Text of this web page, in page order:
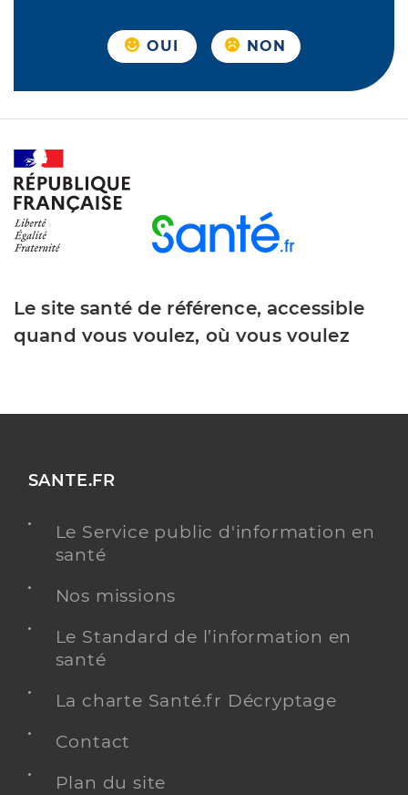
OUI NON
Le site santé de référence, accessible
quand vous voulez, où vous voulez
SANTE.FR
Le Service public d'information en
santé
Nos missions
Le Standard de l’information en
santé
La charte Santé.fr Décryptage
Contact
Plan du site